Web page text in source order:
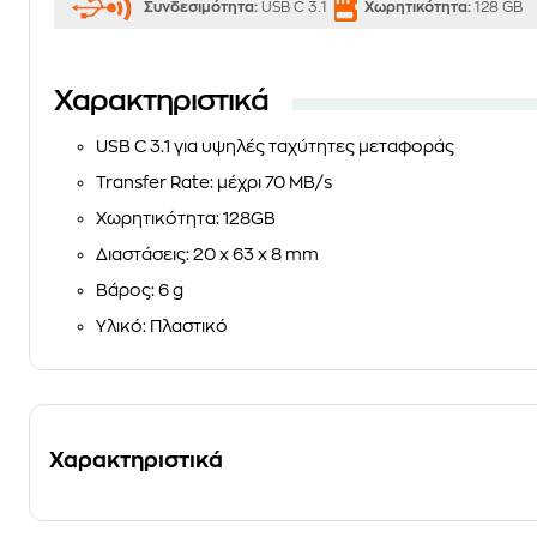
Συνδεσιμότητα: USB C 3.1 Χωρητικότητα: 128 GB
Χαρακτηριστικά
USB C 3.1 για υψηλές ταχύτητες μεταφοράς
Transfer Rate: μέχρι 70 MB/s
Χωρητικότητα: 128GB
Διαστάσεις: 20 x 63 x 8 mm
Βάρος: 6 g
Υλικό: Πλαστικό
Χαρακτηριστικά